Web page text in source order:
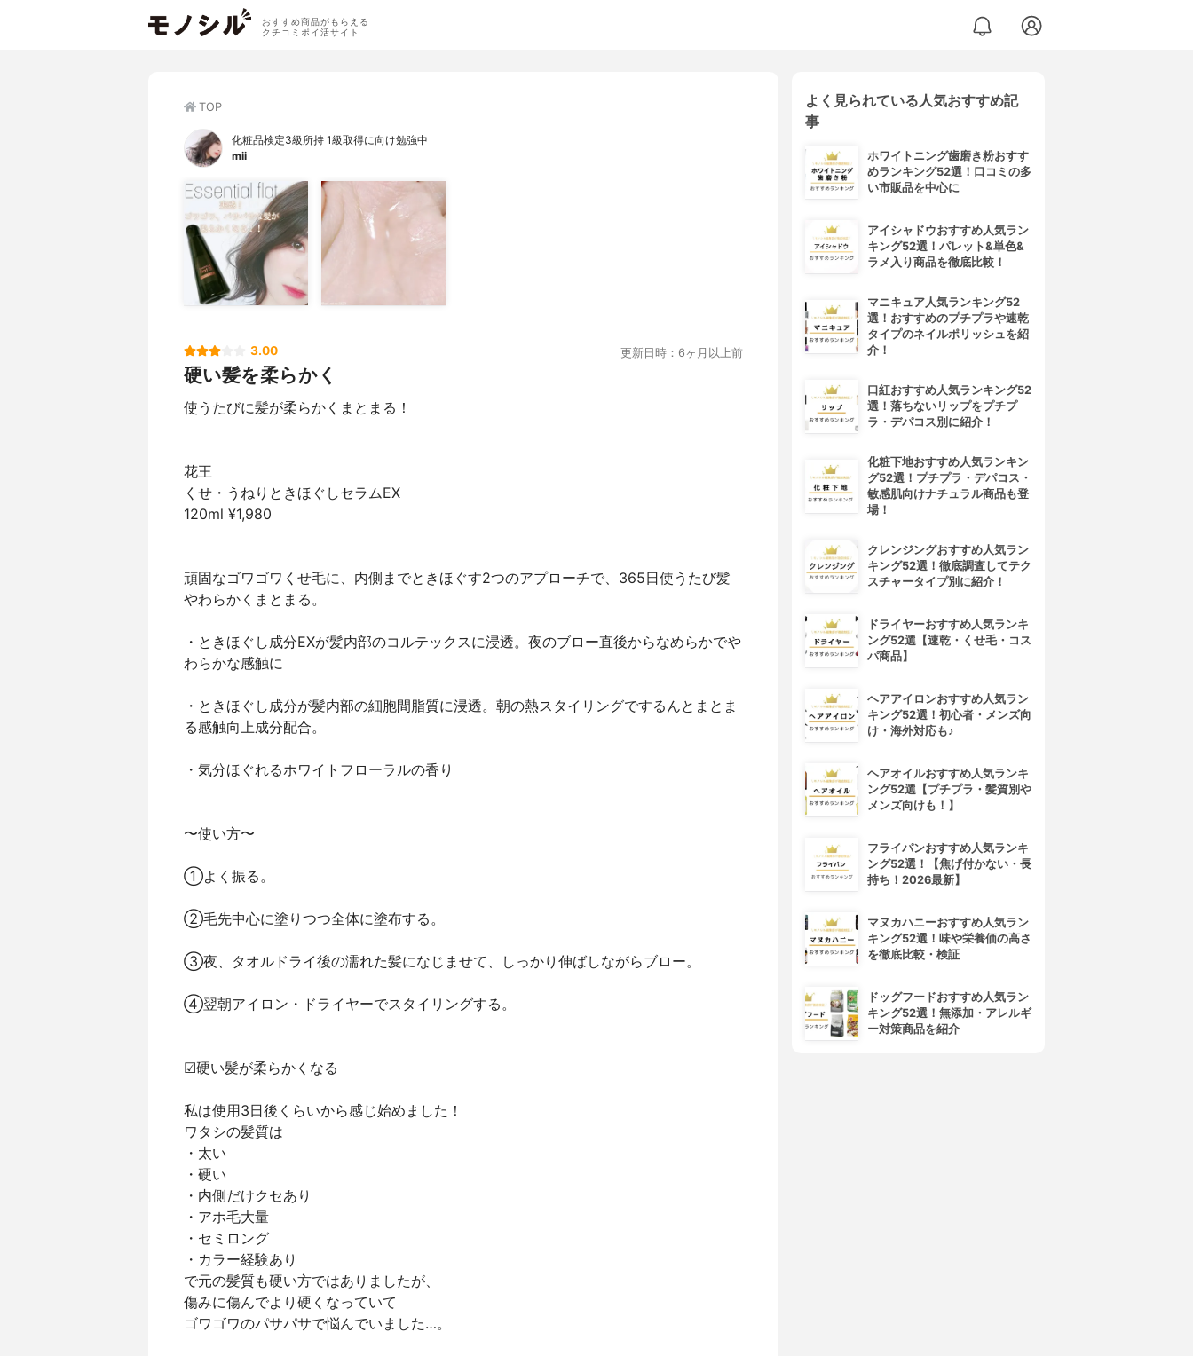
おすすめ商品がもらえる
クチコミポイ活サイト
TOP
化粧品検定3級所持 1級取得に向け勉強中
mii
3.00 更新日時：6ヶ月以上前
硬い髪を柔らかく
使うたびに髪が柔らかくまとまる！
花王
くせ・うねりときほぐしセラムEX
120ml ¥1,980
頑固なゴワゴワくせ毛に、内側までときほぐす2つのアプローチで、365日使うたび髪
やわらかくまとまる。
・ときほぐし成分EXが髪内部のコルテックスに浸透。夜のブロー直後からなめらかでや
わらかな感触に
・ときほぐし成分が髪内部の細胞間脂質に浸透。朝の熱スタイリングでするんとまとま
る感触向上成分配合。
・気分ほぐれるホワイトフローラルの香り
〜使い方〜
①よく振る。
②毛先中心に塗りつつ全体に塗布する。
③夜、タオルドライ後の濡れた髪になじませて、しっかり伸ばしながらブロー。
④翌朝アイロン・ドライヤーでスタイリングする。
☑硬い髪が柔らかくなる
私は使用3日後くらいから感じ始めました！
ワタシの髪質は
・太い
・硬い
・内側だけクセあり
・アホ毛大量
・セミロング
・カラー経験あり
で元の髪質も硬い方ではありましたが、
傷みに傷んでより硬くなっていて
ゴワゴワのパサパサで悩んでいました…。
よく見られている人気おすすめ記
事
ホワイトニング歯磨き粉おすす
めランキング52選！口コミの多
い市販品を中心に
アイシャドウおすすめ人気ラン
キング52選！パレット&単色&
ラメ入り商品を徹底比較！
マニキュア人気ランキング52
選！おすすめのプチプラや速乾
タイプのネイルポリッシュを紹
介！
口紅おすすめ人気ランキング52
選！落ちないリップをプチプ
ラ・デパコス別に紹介！
化粧下地おすすめ人気ランキン
グ52選！プチプラ・デパコス・
敏感肌向けナチュラル商品も登
場！
クレンジングおすすめ人気ラン
キング52選！徹底調査してテク
スチャータイプ別に紹介！
ドライヤーおすすめ人気ランキ
ング52選【速乾・くせ毛・コス
パ商品】
ヘアアイロンおすすめ人気ラン
キング52選！初心者・メンズ向
け・海外対応も♪
ヘアオイルおすすめ人気ランキ
ング52選【プチプラ・髪質別や
メンズ向けも！】
フライパンおすすめ人気ランキ
ング52選！【焦げ付かない・長
持ち！2026最新】
マヌカハニーおすすめ人気ラン
キング52選！味や栄養価の高さ
を徹底比較・検証
ドッグフードおすすめ人気ラン
キング52選！無添加・アレルギ
ー対策商品を紹介